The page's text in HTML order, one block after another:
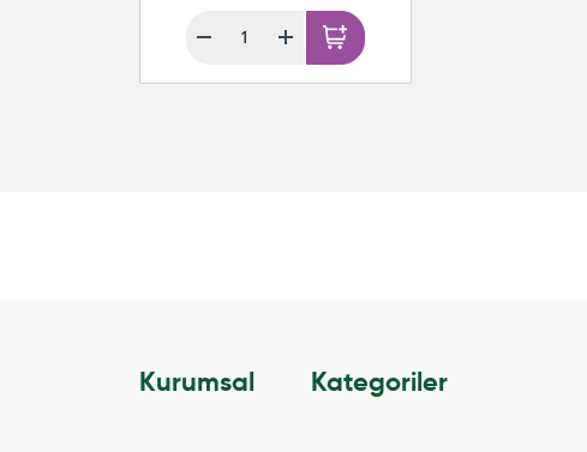
Kurumsal Kategoriler